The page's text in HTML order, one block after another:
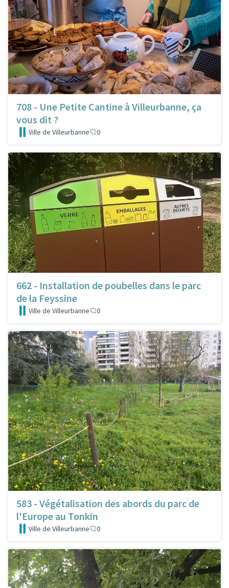
708 - Une Petite Cantine à Villeurbanne, ça
vous dit ?
Ville de Villeurbanne 0
662 - Installation de poubelles dans le parc
de la Feyssine
Ville de Villeurbanne 0
583 - Végétalisation des abords du parc de
l'Europe au Tonkin
Ville de Villeurbanne 0